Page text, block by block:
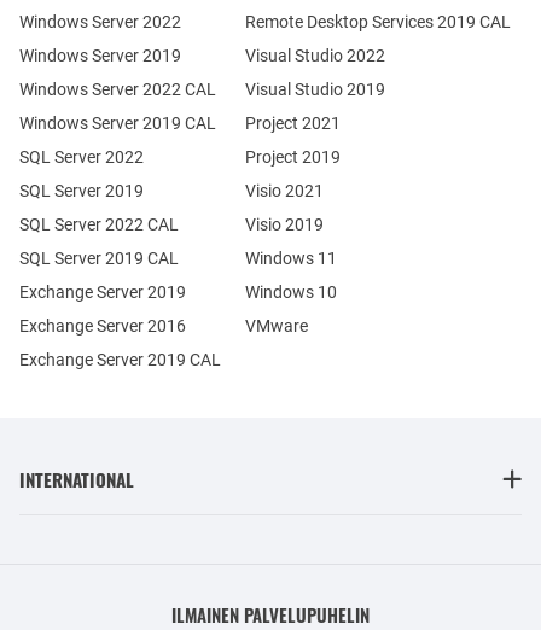
Windows Server 2022
Windows Server 2019
Exchange Server 2019
Exchange Server 2016
SQL Server 2022
SQL Server 2019
Windows Server 2022 CAL
Windows Server 2019 CAL
SQL Server 2022 CAL
SQL Server 2019 CAL
Remote Desktop Services 2019 CAL
Exchange Server 2019 CAL
Visual Studio 2022
Visual Studio 2019
Project 2021
Project 2019
Visio 2021
Visio 2019
Windows 11
Windows 10
VMware
INTERNATIONAL
ILMAINEN PALVELUPUHELIN